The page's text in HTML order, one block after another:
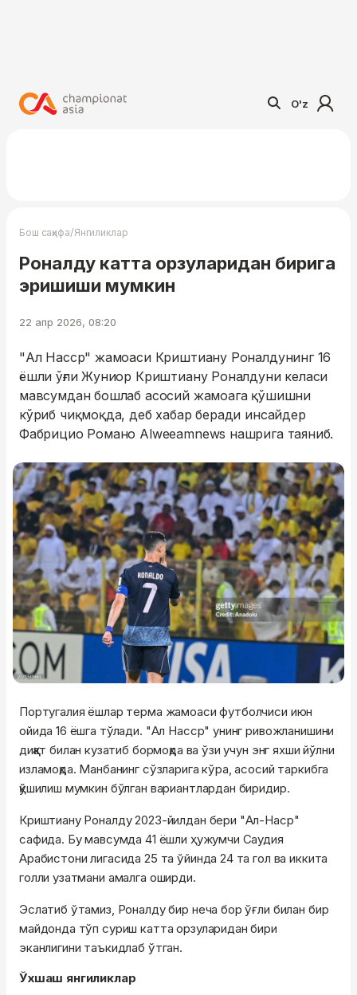
O'z
Бош саҳифа/Янгиликлар
Роналду катта орзуларидан бирига
эришиши мумкин
22 апр 2026, 08:20
"Ал Насср" жамоаси Криштиану Роналдунинг 16
ёшли ўғли Жуниор Криштиану Роналдуни келаси
мавсумдан бошлаб асосий жамоага қўшишни
кўриб чиқмоқда, деб хабар беради инсайдер
Фабрицио Романо Alweeamnews нашрига таяниб.
Португалия ёшлар терма жамоаси футболчиси июн
ойида 16 ёшга тўлади. "Ал Наcср" унинг ривожланишини
диққат билан кузатиб бормоқда ва ўзи учун энг яхши йўлни
изламоқда. Манбанинг сўзларига кўра, асосий таркибга
қўшилиш мумкин бўлган вариантлардан биридир.
Криштиану Роналду 2023-йилдан бери "Ал-Наср"
сафида. Бу мавсумда 41 ёшли ҳужумчи Саудия
Арабистони лигасида 25 та ўйинда 24 та гол ва иккита
голли узатмани амалга оширди.
Эслатиб ўтамиз, Роналду бир неча бор ўғли билан бир
майдонда тўп суриш катта орзуларидан бири
эканлигини таъкидлаб ўтган.
Ўхшаш янгиликлар